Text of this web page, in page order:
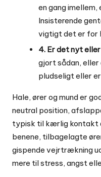
en gang
Insisterende
vigtigt det er for
4. Er det nyt
gjort sådan,
pludseligt eller
Hale, ører og mund er
neutral position,
typisk til kærlig kontakt
benene, tilbagelagte
gispende vejrtrækning
mere til stress, angst